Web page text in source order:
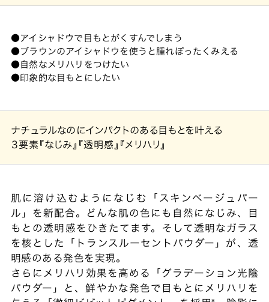
アイシャドウで目もとがくすんでしまう
ブラウンのアイシャドウを使うと腫れぼったくみえる
自然なメリハリをつけたい
印象的な目もとにしたい
ナチュラルなのにインパクトのある目もとを叶える
3要素『なじみ』『透明感』『メリハリ』
肌に溶け込むようになじむ「スキンベージュパー
ル」を新配合。どんな肌の色にも自然になじみ、目
もとの透明感をひきたてます。そして透明なガラス
を核とした「トランスルーセントパウダー」が、透
明感のある発色を実現。
さらにメリハリ効果を高める「グラデーション光陰
パウダー」と、鮮やかな発色で目もとにメリハリを